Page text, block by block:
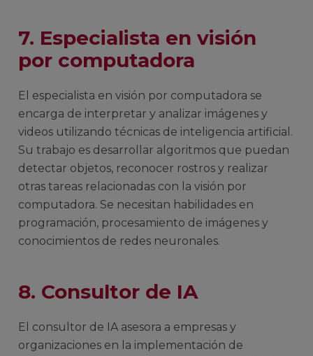
7. Especialista en visión
por computadora
El especialista en visión por computadora se
encarga de interpretar y analizar imágenes y
videos utilizando técnicas de inteligencia artificial.
Su trabajo es desarrollar algoritmos que puedan
detectar objetos, reconocer rostros y realizar
otras tareas relacionadas con la visión por
computadora. Se necesitan habilidades en
programación, procesamiento de imágenes y
conocimientos de redes neuronales.
8. Consultor de IA
El consultor de IA asesora a empresas y
organizaciones en la implementación de